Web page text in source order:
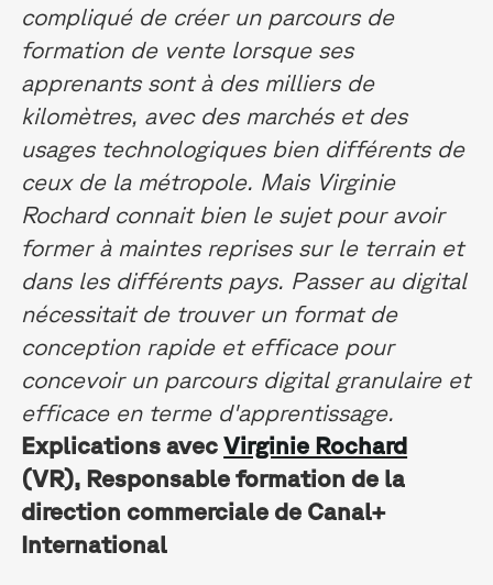
compliqué de créer un parcours de
formation de vente lorsque ses
apprenants sont à des milliers de
kilomètres, avec des marchés et des
usages technologiques bien différents de
ceux de la métropole. Mais Virginie
Rochard connait bien le sujet pour avoir
former à maintes reprises sur le terrain et
dans les différents pays. Passer au digital
nécessitait de trouver un format de
conception rapide et efficace pour
concevoir un parcours digital granulaire et
efficace en terme d'apprentissage.
Explications avecVirginie Rochard
(VR), Responsable formation de la
direction commerciale de Canal+
International